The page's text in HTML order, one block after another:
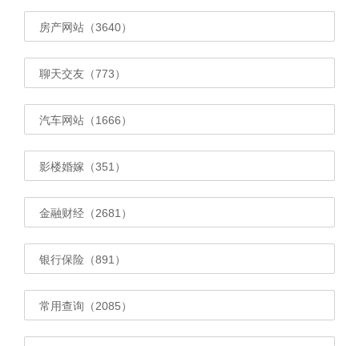
房产网站（3640）
聊天交友（773）
汽车网站（1666）
影楼婚嫁（351）
金融财经（2681）
银行保险（891）
常用查询（2085）